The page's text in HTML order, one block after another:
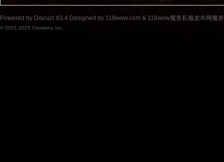
Powered by Discuz! X3.4 Designed by 118wow.com & 118wow魔兽私服发布网魔
© 2001-2025 Comsenz Inc.